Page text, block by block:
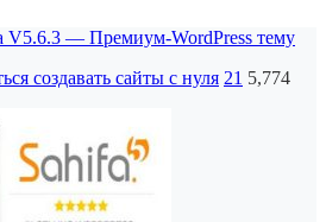
V5.6.3 — Премиум-WordPress тему
создавать сайты с нуля 21 5,774